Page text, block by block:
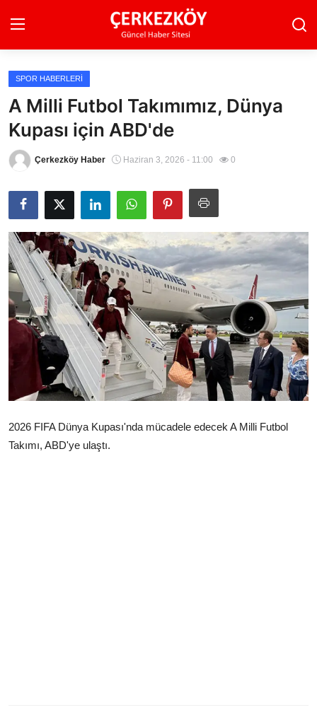
Ana Sayfa
Son Dakika
Ekonomi Haberleri
Magazin Haberleri
Spor Haberleri
Teknoloji Haberleri
Dünya Haberleri
Çerkezköy
SPOR HABERLERI
A Milli Futbol Takımımız, Dünya
Kupası için ABD'de
Çerkezköy Haber Haziran 3, 2026 - 11:00 0
2026 FIFA Dünya Kupası'nda mücadele edecek A Milli Futbol
Takımı, ABD'ye ulaştı.